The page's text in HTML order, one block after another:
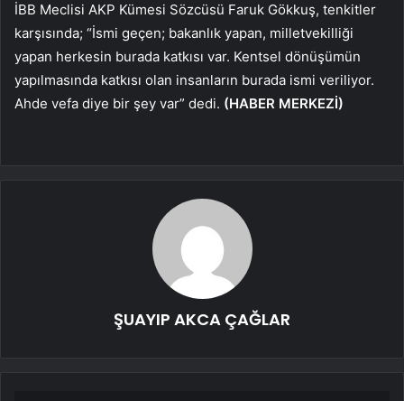
İBB Meclisi AKP Kümesi Sözcüsü Faruk Gökkuş, tenkitler
karşısında; “İsmi geçen; bakanlık yapan, milletvekilliği
yapan herkesin burada katkısı var. Kentsel dönüşümün
yapılmasında katkısı olan insanların burada ismi veriliyor.
Ahde vefa diye bir şey var” dedi. (HABER MERKEZİ)
ŞUAYIP AKCA ÇAĞLAR